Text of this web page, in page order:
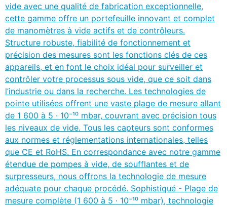
vide avec une qualité de fabrication exceptionnelle,
cette gamme offre un portefeuille innovant et complet
de manomètres à vide actifs et de contrôleurs.
Structure robuste, fiabilité de fonctionnement et
précision des mesures sont les fonctions clés de ces
appareils, et en font le choix idéal pour surveiller et
contrôler votre processus sous vide, que ce soit dans
l’industrie ou dans la recherche. Les technologies de
pointe utilisées offrent une vaste plage de mesure allant
de 1 600 à 5 · 10⁻¹⁰ mbar, couvrant avec précision tous
les niveaux de vide. Tous les capteurs sont conformes
aux normes et réglementations internationales, telles
que CE et RoHS. En correspondance avec notre gamme
étendue de pompes à vide, de soufflantes et de
surpresseurs, nous offrons la technologie de mesure
adéquate pour chaque procédé. Sophistiqué - Plage de
mesure complète (1 600 à 5 · 10⁻¹⁰ mbar), technologie